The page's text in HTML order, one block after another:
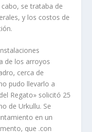
se tra­taba de
y los costos de
de los arroyos
cerca de
pudo llevarlo a
Regato» solicitó 25
de Urkullu. Se
en un
que .con